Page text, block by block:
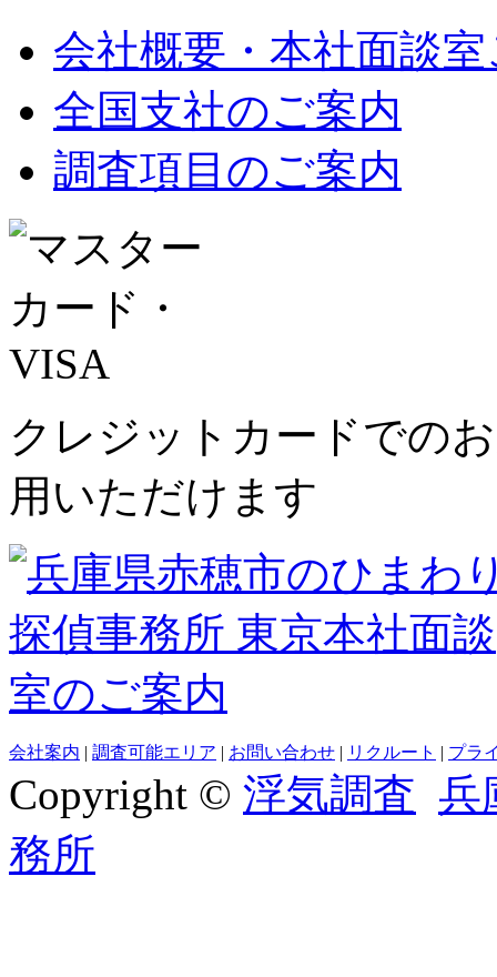
会社概要・本社面談
全国支社のご案内
調査項目のご案内
クレジットカードでの
用いただけます
会社案内 | 調査可能エリア | お問い合わせ | リクルート | プラ
Copyright © 浮気調査 兵
務所